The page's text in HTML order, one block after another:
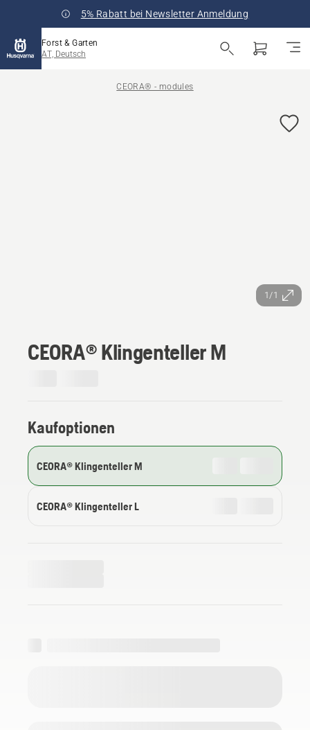
5% Rabatt bei Newsletter Anmeldung
Forst & Garten
AT, Deutsch
CEORA® - modules
1/1
CEORA® Klingenteller M
Kaufoptionen
CEORA® Klingenteller M
CEORA® Klingenteller L